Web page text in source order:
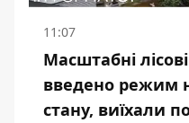
11:07
Масштабні
введено режим
стану, виїхали